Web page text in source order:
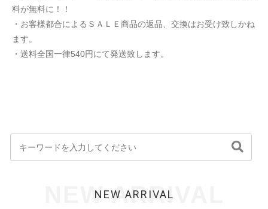
料が無料に！！
・お客様都合によるＳＡＬＥ商品の返品、交換はお受け致しかね
ます。
・送料全国一律540円にて発送致します。
NEW ARRIVAL
NEW ARRIVAL